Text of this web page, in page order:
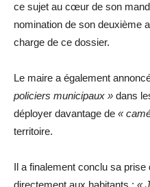
ce sujet au cœur de son
nomination de son deuxième
charge de ce dossier.
Le maire a également
policiers municipaux » dans
déployer davantage de «
territoire.
Il a finalement conclu sa prise
directement aux habitants : «